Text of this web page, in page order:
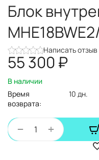
Блок
Написать отзыв
55 300₽
В наличии
Время
возврата:
10 дн.
+
−